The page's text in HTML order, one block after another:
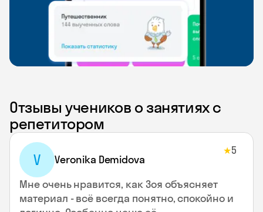
Отзывы учеников о занятиях с
репетитором
V Veronika Demidova
★5
Мне очень нравится, как Зоя объясняет
материал - всё всегда понятно, спокойно и